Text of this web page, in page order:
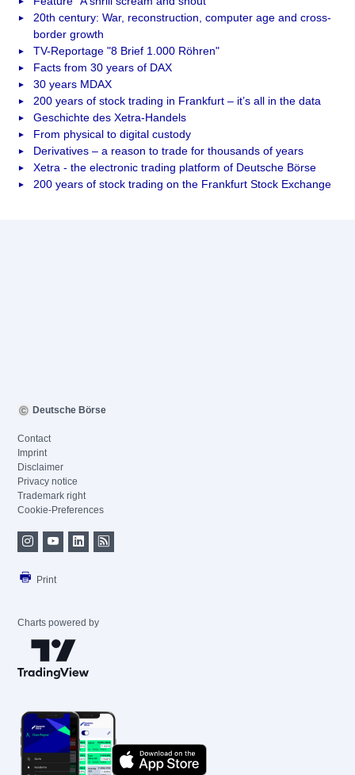
20th century: War, reconstruction, computer age and cross-
border growth
TV-Reportage "8 Brief 1.000 Röhren"
Facts from 30 years of DAX
30 years MDAX
200 years of stock trading in Frankfurt – it’s all in the data
Geschichte des Xetra-Handels
From physical to digital custody
Derivatives – a reason to trade for thousands of years
Xetra - the electronic trading platform of Deutsche Börse
200 years of stock trading on the Frankfurt Stock Exchange
Deutsche Börse
Contact
Imprint
Disclaimer
Privacy notice
Trademark right
Cookie-Preferences
Print
Charts powered by